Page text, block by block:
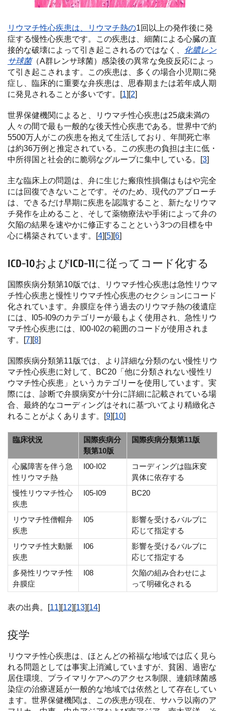
リウマチ性心疾患は、リウマチ熱の1回以上の発作後に発
症する慢性心疾患です。この疾患は、細菌による心臓の直
接的な破壊によって引き起こされるのではなく、
化膿レン
サ球菌（A群レンサ球菌）感染後の異常な免疫反応によっ
て引き起こされます。この疾患は、多くの場合小児期に発
症し、臨床的に重要な弁疾患は、思春期または若年成人期
に発見されることが多いです。[1][2]
世界保健機関によると、リウマチ性心疾患は25歳未満の
人々の間で最も一般的な後天性心疾患である。世界中で約
5500万人がこの疾患を抱えて生活しており、年間死亡率
は約36万例と推定されている。この疾患の負担は主に低・
中所得国と社会的に脆弱なグループに集中している。[3]
主な臨床上の問題は、弁に生じた瘢痕性損傷はもはや完全
には回復できないことです。そのため、現代のアプローチ
は、できるだけ早期に疾患を認識すること、新たなリウマ
チ発作を止めること、そして薬物療法や手術によって弁の
欠陥の結果を速やかに修正することという3つの目標を中
心に構築されています。[4][5][6]
ICD-10およびICD-11に従ってコード化する
国際疾病分類第10版では、リウマチ性心疾患は急性リウマ
チ性心疾患と慢性リウマチ性心疾患のセクションにコード
化されています。弁膜症を伴う過去のリウマチ熱の後遺症
には、I05-I09のカテゴリーが最もよく使用され、急性リウ
マチ性心疾患には、I00-I02の範囲のコードが使用されま
す。[7][8]
国際疾病分類第11版では、より詳細な分類のない慢性リウ
マチ性心疾患に対して、BC20「他に分類されない慢性リ
ウマチ性心疾患」というカテゴリーを使用しています。実
際には、診断で弁膜病変が十分に詳細に記載されている場
合、最終的なコーディングはそれに基づいてより精緻化さ
れることがよくあります。[9][10]
臨床状況
国際疾病分
類第10版
国際疾病分類第11版
心臓障害を伴う急
性リウマチ熱
I00-I02
コーディングは臨床変
異体に依存する
慢性リウマチ性心
疾患
I05-I09 BC20
リウマチ性僧帽弁
疾患
I05
影響を受けるバルブに
応じて指定する
リウマチ性大動脈
疾患
I06
影響を受けるバルブに
応じて指定する
多発性リウマチ性
弁膜症
I08
欠陥の組み合わせによ
って明確化される
表の出典。[11][12][13][14]
疫学
リウマチ性心疾患は、ほとんどの裕福な地域では広く見ら
れる問題としては事実上消滅していますが、貧困、過密な
居住環境、プライマリケアへのアクセス制限、連鎖球菌感
染症の治療遅延が一般的な地域では依然として存在してい
ます。世界保健機関は、この疾患が現在、サハラ以南のア